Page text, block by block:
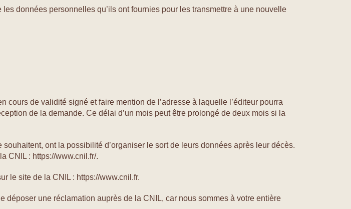
données personnelles qu’ils ont fournies pour les transmettre à une nouvelle
cours de validité signé et faire mention de l’adresse à laquelle l’éditeur pourra
de la demande. Ce délai d’un mois peut être prolongé de deux mois si la
ont la possibilité d’organiser le sort de leurs données après leur décès.
CNIL : https://www.cnil.fr/.
le site de la CNIL : https://www.cnil.fr.
une réclamation auprès de la CNIL, car nous sommes à votre entière